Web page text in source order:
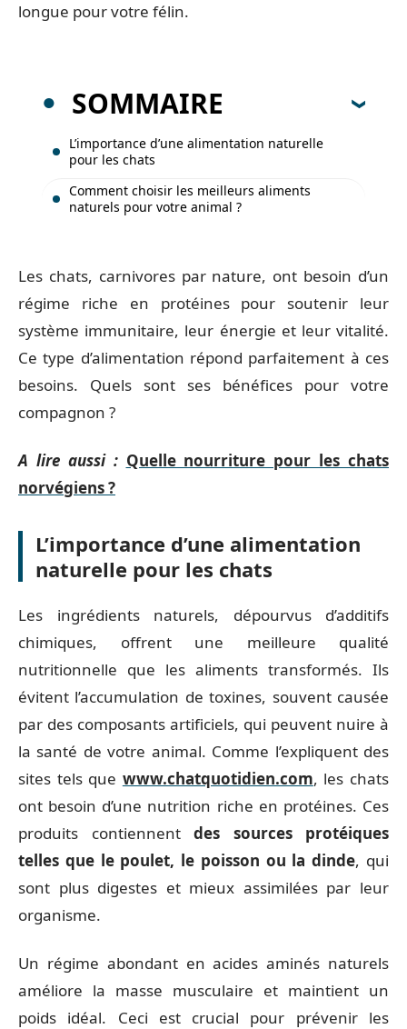
longue pour votre félin.
SOMMAIRE
L’importance d’une alimentation naturelle
pour les chats
Comment choisir les meilleurs aliments
naturels pour votre animal ?
Les chats, carnivores par nature, ont besoin d’un
régime riche en protéines pour soutenir leur
système immunitaire, leur énergie et leur vitalité.
Ce type d’alimentation répond parfaitement à ces
besoins. Quels sont ses bénéfices pour votre
compagnon ?
A lire aussi : Quelle nourriture pour les chats
norvégiens ?
L’importance d’une alimentation
naturelle pour les chats
Les ingrédients naturels, dépourvus d’additifs
chimiques, offrent une meilleure qualité
nutritionnelle que les aliments transformés. Ils
évitent l’accumulation de toxines, souvent causée
par des composants artificiels, qui peuvent nuire à
la santé de votre animal. Comme l’expliquent des
sites tels que www.chatquotidien.com, les chats
ont besoin d’une nutrition riche en protéines. Ces
produits contiennent des sources protéiques
telles que le poulet, le poisson ou la dinde, qui
sont plus digestes et mieux assimilées par leur
organisme.
Un régime abondant en acides aminés naturels
améliore la masse musculaire et maintient un
poids idéal. Ceci est crucial pour prévenir les